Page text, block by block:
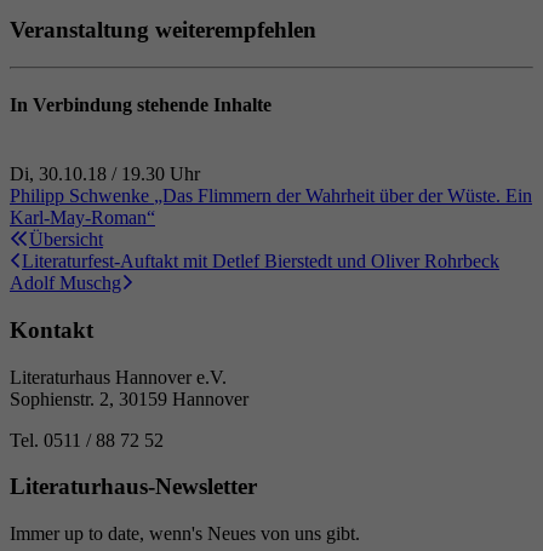
Veranstaltung weiterempfehlen
In Verbindung stehende Inhalte
Di, 30.10.18 / 19.30 Uhr
Philipp Schwenke „Das Flimmern der Wahrheit über der Wüste. Ein
Karl-May-Roman“
Jahrelang hat Karl May der Welt vorgespielt, er selbst sei Old
Übersicht
Literaturfest-Auftakt mit Detlef Bierstedt und Oliver Rohrbeck
Adolf Muschg
Kontakt
Literaturhaus Hannover e.V.
Sophienstr. 2, 30159 Hannover
Tel. 0511 / 88 72 52
Literaturhaus-Newsletter
Immer up to date, wenn's Neues von uns gibt.